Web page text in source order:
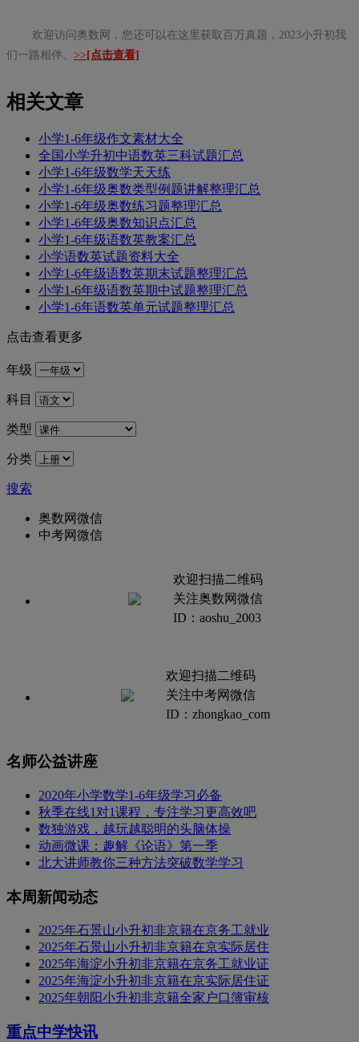
欢迎访问奥数网，您还可以在这里获取百万真题，2023小升初我
们一路相伴。 >> [点击查看]
相关文章
小学1-6年级作文素材大全
全国小学升初中语数英三科试题汇总
小学1-6年级数学天天练
小学1-6年级奥数类型例题讲解整理汇总
小学1-6年级奥数练习题整理汇总
小学1-6年级奥数知识点汇总
小学1-6年级语数英教案汇总
小学语数英试题资料大全
小学1-6年级语数英期末试题整理汇总
小学1-6年级语数英期中试题整理汇总
小学1-6年语数英单元试题整理汇总
点击查看更多
年级
科目
类型
分类
搜索
奥数网微信
中考网微信
欢迎扫描二维码
关注奥数网微信
ID：aoshu_2003
欢迎扫描二维码
关注中考网微信
ID：zhongkao_com
名师公益讲座
2020年小学数学1-6年级学习必备
秋季在线1对1课程，专注学习更高效吧
数独游戏，越玩越聪明的头脑体操
动画微课：趣解《论语》第一季
北大讲师教你三种方法突破数学学习
本周新闻动态
2025年石景山小升初非京籍在京务工就业
2025年石景山小升初非京籍在京实际居住
2025年海淀小升初非京籍在京务工就业证
2025年海淀小升初非京籍在京实际居住证
2025年朝阳小升初非京籍全家户口簿审核
重点中学快讯